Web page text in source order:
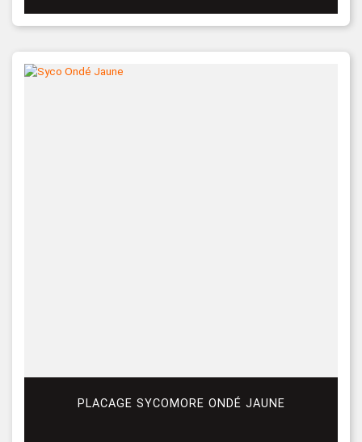
PLACAGE SYCOMORE ONDÉ JAUNE